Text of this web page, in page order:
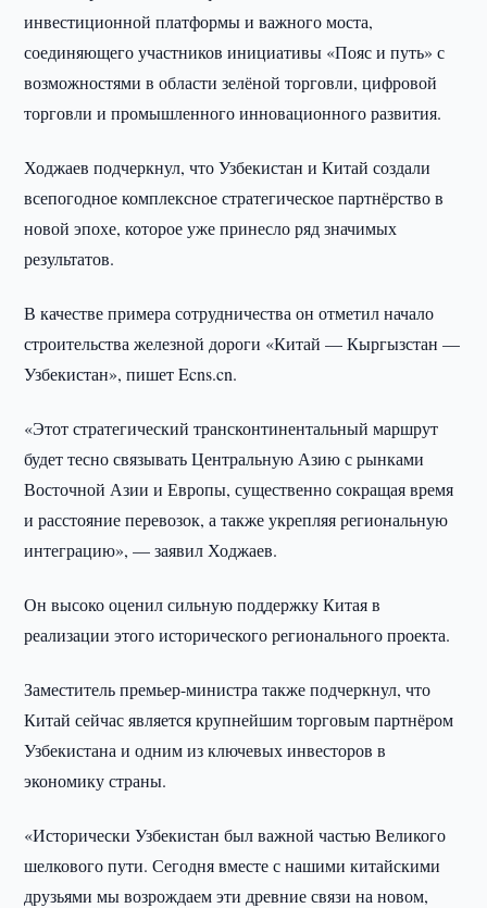
инвестиционной платформы и важного моста,
соединяющего участников инициативы «Пояс и путь» с
возможностями в области зелёной торговли, цифровой
торговли и промышленного инновационного развития.
Ходжаев подчеркнул, что Узбекистан и Китай создали
всепогодное комплексное стратегическое партнёрство в
новой эпохе, которое уже принесло ряд значимых
результатов.
В качестве примера сотрудничества он отметил начало
строительства железной дороги «Китай — Кыргызстан —
Узбекистан», пишет Ecns.cn.
«Этот стратегический трансконтинентальный маршрут
будет тесно связывать Центральную Азию с рынками
Восточной Азии и Европы, существенно сокращая время
и расстояние перевозок, а также укрепляя региональную
интеграцию», — заявил Ходжаев.
Он высоко оценил сильную поддержку Китая в
реализации этого исторического регионального проекта.
Заместитель премьер-министра также подчеркнул, что
Китай сейчас является крупнейшим торговым партнёром
Узбекистана и одним из ключевых инвесторов в
экономику страны.
«Исторически Узбекистан был важной частью Великого
шелкового пути. Сегодня вместе с нашими китайскими
друзьями мы возрождаем эти древние связи на новом,